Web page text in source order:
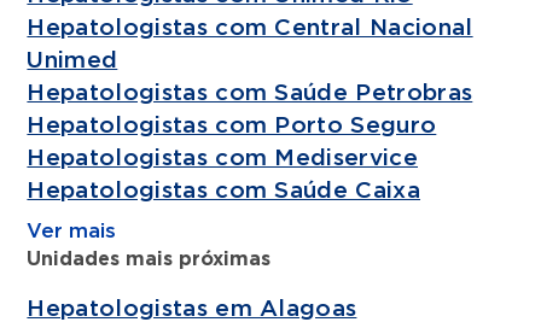
Hepatologistas com Central Nacional
Unimed
Hepatologistas com Saúde Petrobras
Hepatologistas com Porto Seguro
Hepatologistas com Mediservice
Hepatologistas com Saúde Caixa
Ver mais
Unidades mais próximas
Hepatologistas em Alagoas